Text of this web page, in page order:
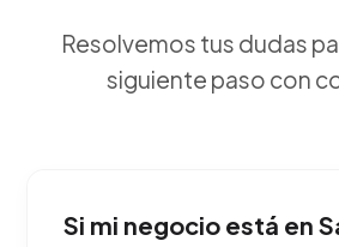
Resolvemos tus dudas
siguiente paso con
Si mi negocio está en